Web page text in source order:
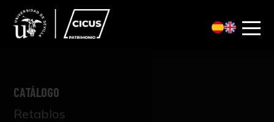
CATÁLOGO
Retablos